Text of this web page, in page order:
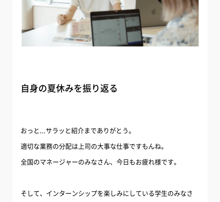
自身の夏休みを振り返る
おっと...サラッと紹介までありがとう。
適切な業務の分配は上司の大事な仕事ですもんね。
全国のマネージャーのみなさん、今日もお疲れ様です。
そして、インターンシップを楽しみにしている学生のみなさ